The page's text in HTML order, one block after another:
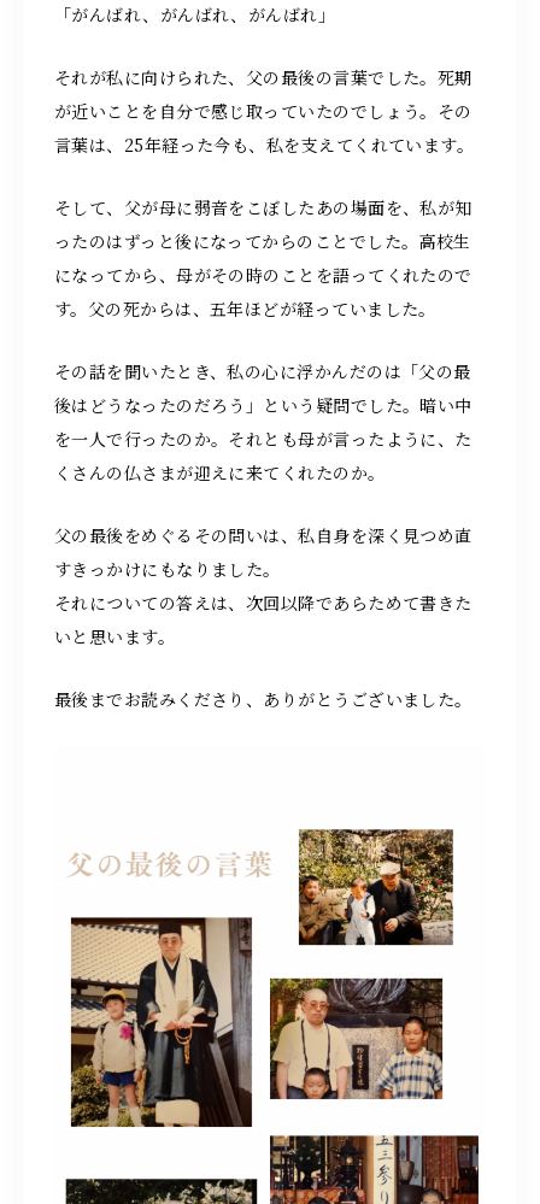
「がんばれ、がんばれ、がんばれ」
それが私に向けられた、父の最後の言葉でした。死期
が近いことを自分で感じ取っていたのでしょう。その
言葉は、25年経った今も、私を支えてくれています。
そして、父が母に弱音をこぼしたあの場面を、私が知
ったのはずっと後になってからのことでした。高校生
になってから、母がその時のことを語ってくれたので
す。父の死からは、五年ほどが経っていました。
その話を聞いたとき、私の心に浮かんだのは「父の最
後はどうなったのだろう」という疑問でした。暗い中
を一人で行ったのか。それとも母が言ったように、た
くさんの仏さまが迎えに来てくれたのか。
父の最後をめぐるその問いは、私自身を深く見つめ直
すきっかけにもなりました。
それについての答えは、次回以降であらためて書きた
いと思います。
最後までお読みくださり、ありがとうございました。